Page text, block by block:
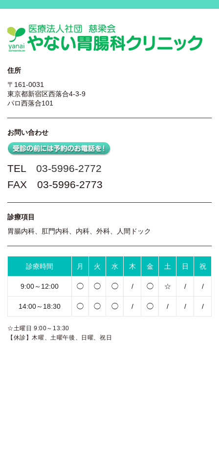
住所
〒161-0031
東京都新宿区西落合4-3-9
パロ西落合101
お問い合わせ
TEL 03-5996-2772
FAX 03-5996-2773
診療項目
胃腸内科、肛門内科、内科、外科、人間ドック
診療時間 月 火 水 木 金 土 日 祝
9:00～12:00 ◯ ◯ ◯ / ◯ ☆ / /
14:00～18:30 ◯ ◯ ◯ / ◯ / / /
☆土曜日 9:00～13:30
【休診】木曜、土曜午後、日曜、祝日